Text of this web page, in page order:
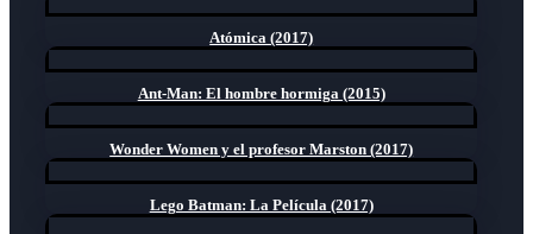
Atómica (2017)
Ant-Man: El hombre hormiga (2015)
Wonder Women y el profesor Marston (2017)
Lego Batman: La Película (2017)